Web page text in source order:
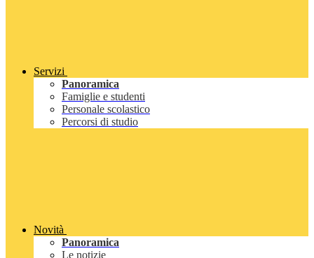
Servizi
Panoramica
Famiglie e studenti
Personale scolastico
Percorsi di studio
Novità
Panoramica
Le notizie